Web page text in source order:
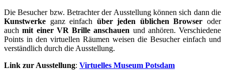
Die Besucher bzw. Betrachter der Ausstellung können sich dann die
Kunstwerke ganz einfach über jeden üblichen Browser oder
auchmit einer VR Brille anschauen und anhören. Verschiedene
Points in den virtuellen Räumen weisen die Besucher einfach und
verständlich durch die Ausstellung.
Link zur Ausstellung: Virtuelles Museum Potsdam